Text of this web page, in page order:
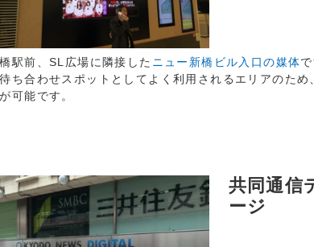
駅前、SL広場に隣接した ニュー新橋ビル入口の媒体
ち合わせスポットとしてよく利用されるエリアのため
可能です。
共同通信
ージ